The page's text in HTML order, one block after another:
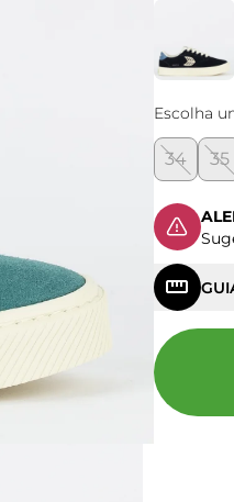
Escolha
34 35